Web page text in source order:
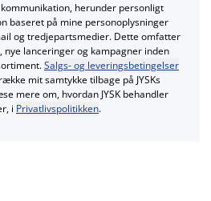
herunder personligt
baseret på mine personoplysninger
og tredjepartsmedier. Dette omfatter
nye lanceringer og kampagner inden
Salgs- og leveringsbetingelser
mit samtykke tilbage på JYSKs
mere om, hvordan JYSK behandler
i Privatlivspolitikken.